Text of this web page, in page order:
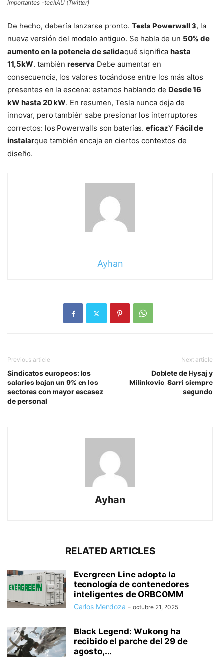
importantes -techAU (Twitter)
De hecho, debería lanzarse pronto. Tesla Powerwall 3, la
nueva versión del modelo antiguo. Se habla de un 50% de
aumento en la potencia de salidaqué significa hasta
11,5kW. también reserva Debe aumentar en
consecuencia, los valores tocándose entre los más altos
presentes en la escena: estamos hablando de Desde 16
kW hasta 20 kW. En resumen, Tesla nunca deja de
innovar, pero también sabe presionar los interruptores
correctos: los Powerwalls son baterías. eficazY Fácil de
instalarque también encaja en ciertos contextos de
diseño.
Ayhan
Previous article
Sindicatos europeos: los
salarios bajan un 9% en los
sectores con mayor escasez
de personal
Next article
Doblete de Hysaj y
Milinkovic, Sarri siempre
segundo
Ayhan
RELATED ARTICLES
Evergreen Line adopta la
tecnología de contenedores
inteligentes de ORBCOMM
Carlos Mendoza - octubre 21, 2025
Black Legend: Wukong ha
recibido el parche del 29 de
agosto,...